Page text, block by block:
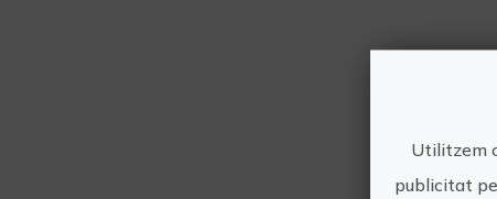
Utilitzem
publicitat